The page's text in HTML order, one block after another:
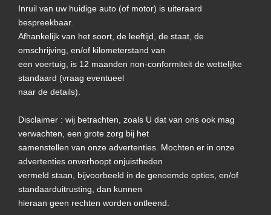
Inruil van uw huidige auto (of motor) is uiteraard
bespreekbaar.
Afhankelijk van het soort, de leeftijd, de staat, de
omschrijving, en/of kilometerstand van
een voertuig, is 12 maanden non-conformiteit de wettelijke
standaard (vraag eventueel
naar de details).
Disclaimer : wij betrachten, zoals U dat van ons ook mag
verwachten, een grote zorg bij het
samenstellen van onze advertenties. Mochten er in onze
advertenties onverhoopt onjuistheden
vermeld staan, bijvoorbeeld in de genoemde opties, en/of
standaarduitrusting, dan kunnen
hieraan geen rechten worden ontleend.